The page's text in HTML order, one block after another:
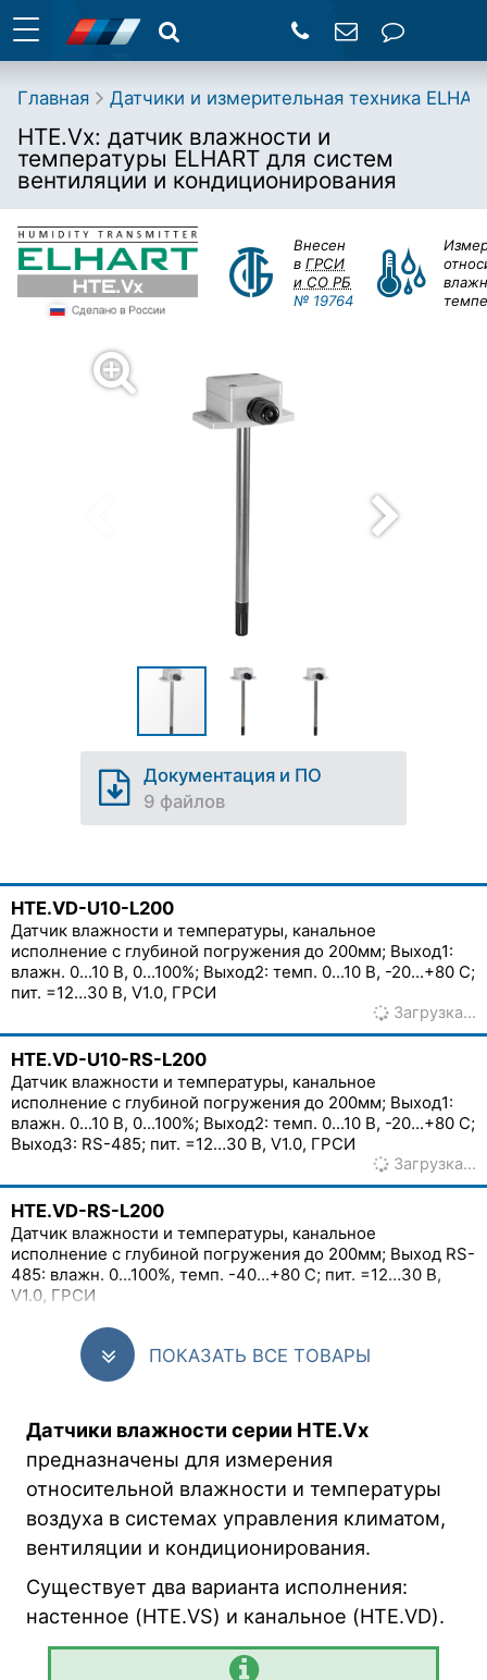
Главная Датчики и измерительная техника
HTE.Vx: датчик влажности и
температуры ELHART для систем
вентиляции и кондиционирования
Внесен
в ГРСИ
и СО РБ
№ 19764
Документация и ПО
9 файлов
HTE.VD-U10-L200
Датчик влажности и температуры, канальное
исполнение с глубиной погружения до 200мм; Выход1:
влажн. 0...10 В, 0...100%; Выход2: темп. 0...10 В, -20...+80 С;
пит. =12…30 В, V1.0, ГРСИ
Загрузка…
HTE.VD-U10-RS-L200
Датчик влажности и температуры, канальное
исполнение с глубиной погружения до 200мм; Выход1:
влажн. 0...10 В, 0...100%; Выход2: темп. 0...10 В, -20...+80 С;
Выход3: RS-485; пит. =12…30 В, V1.0, ГРСИ
Загрузка…
HTE.VD-RS-L200
Датчик влажности и температуры, канальное
исполнение с глубиной погружения до 200мм; Выход RS-
485: влажн. 0...100%, темп. -40...+80 С; пит. =12…30 В,
V1.0, ГРСИ
ПОКАЗАТЬ ВСЕ ТОВАРЫ
Датчики влажности серии HTE.Vx
предназначены для измерения
относительной влажности и температуры
воздуха в системах управления климатом,
вентиляции и кондиционирования.
Существует два варианта исполнения:
настенное (HTE.VS) и канальное (HTE.VD).